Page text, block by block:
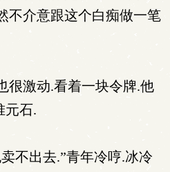
不介意跟这个白痴做一笔
激动.看着一块令牌.他
元石.
不出去.”青年冷哼.冰冷